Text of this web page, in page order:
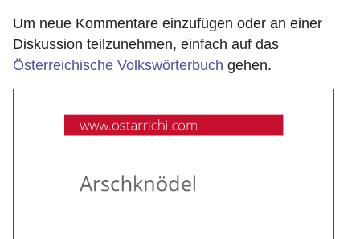
Um neue Kommentare einzufügen oder an einer
Diskussion teilzunehmen, einfach auf das
Österreichische Volkswörterbuch gehen.